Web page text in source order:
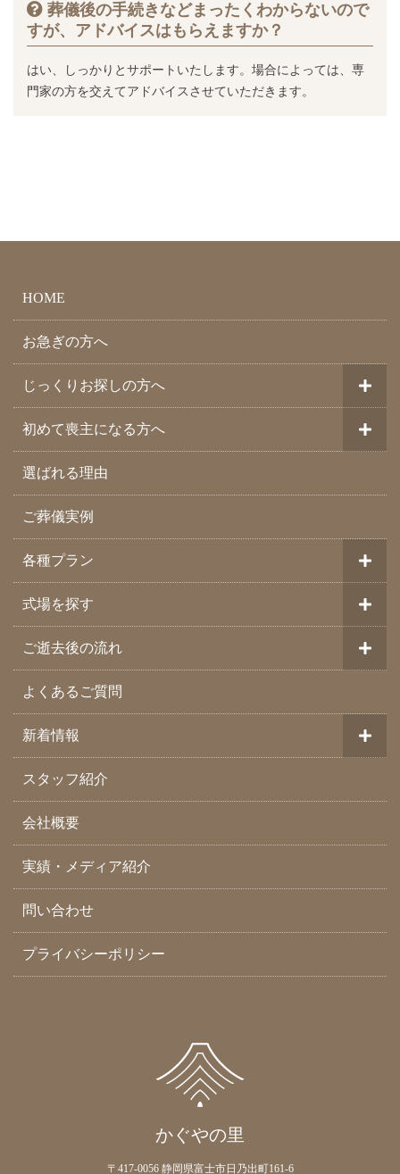
葬儀後の手続きなどまったくわからないので
すが、アドバイスはもらえますか？
はい、しっかりとサポートいたします。場合によっては、専
門家の方を交えてアドバイスさせていただきます。
HOME
お急ぎの方へ
じっくりお探しの方へ
初めて喪主になる方へ
選ばれる理由
ご葬儀実例
各種プラン
式場を探す
ご逝去後の流れ
よくあるご質問
新着情報
スタッフ紹介
会社概要
実績・メディア紹介
問い合わせ
プライバシーポリシー
かぐやの里
〒417-0056 静岡県富士市日乃出町161-6